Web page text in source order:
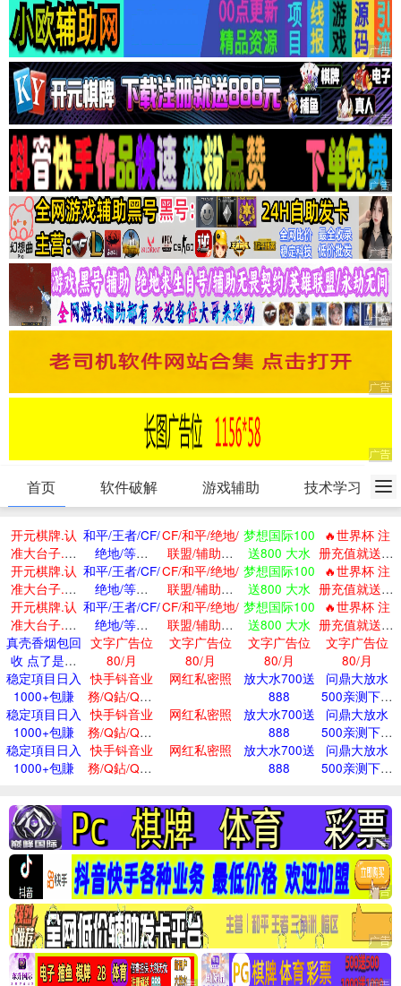
首页 软件破解 游戏辅助 技术学习
开元棋牌.认
准大台子.有
保障
和平/王者/CF/
绝地/等免
ROOT直装
CF/和平/绝地/
联盟/辅助最
低价
梦想国际100
送800 大水
🔥世界杯 注
册充值就送58
🔥
开元棋牌.认
准大台子.有
保障
和平/王者/CF/
绝地/等免
ROOT直装
CF/和平/绝地/
联盟/辅助最
低价
梦想国际100
送800 大水
🔥世界杯 注
册充值就送58
🔥
开元棋牌.认
准大台子.有
保障
和平/王者/CF/
绝地/等免
ROOT直装
CF/和平/绝地/
联盟/辅助最
低价
梦想国际100
送800 大水
🔥世界杯 注
册充值就送58
🔥
真壳香烟包回
收 点了是我
的qq名片
文字广告位
80/月
文字广告位
80/月
文字广告位
80/月
文字广告位
80/月
稳定項目日入
1000+包賺
快手钭音业
務/Q鉆/Q贊/
全网低價
网红私密照
放大水700送
888
问鼎大放水
500亲测下分
3w
稳定項目日入
1000+包賺
快手钭音业
務/Q鉆/Q贊/
全网低價
网红私密照
放大水700送
888
问鼎大放水
500亲测下分
3w
稳定項目日入
1000+包賺
快手钭音业
務/Q鉆/Q贊/
网红私密照
放大水700送
888
问鼎大放水
500亲测下分